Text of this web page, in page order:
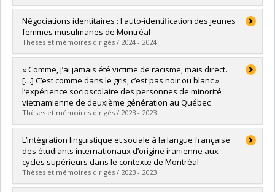
Diplômé(e) : Fournier, Élodie
Cycle :Maîtrise
Diplôme obtenu :M. Sc.
Lien vers le document dans Papyrus
Négociations identitaires : l'auto-identification des jeunes
femmes musulmanes de Montréal
Thèses et mémoires dirigés / 2024 - 2024
Diplômé(e) : Bensahli, Amira
Cycle :Maîtrise
Diplôme obtenu :M. Sc.
Lien vers le document dans Papyrus
« Comme, j’ai jamais été victime de racisme, mais direct.
[…] C’est comme dans le gris, c’est pas noir ou blanc » :
l’expérience socioscolaire des personnes de minorité
vietnamienne de deuxième génération au Québec
Thèses et mémoires dirigés / 2023 - 2023
Diplômé(e) :Chu, Ashley
Cycle :Maîtrise
Diplôme obtenu :M. Sc.
Lien vers le document dans Papyrus
L’intégration linguistique et sociale à la langue française
des étudiants internationaux d’origine iranienne aux
cycles supérieurs dans le contexte de Montréal
Thèses et mémoires dirigés / 2023 - 2023